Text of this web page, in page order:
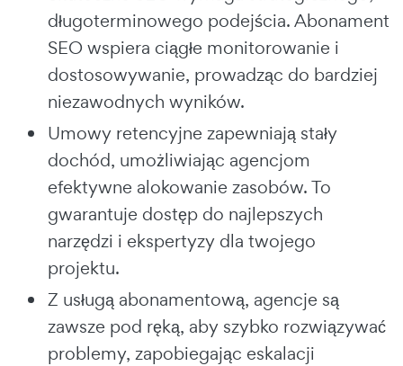
długoterminowego podejścia. Abonament
SEO wspiera ciągłe monitorowanie i
dostosowywanie, prowadząc do bardziej
niezawodnych wyników.
Umowy retencyjne zapewniają stały
dochód, umożliwiając agencjom
efektywne alokowanie zasobów. To
gwarantuje dostęp do najlepszych
narzędzi i ekspertyzy dla twojego
projektu.
Z usługą abonamentową, agencje są
zawsze pod ręką, aby szybko rozwiązywać
problemy, zapobiegając eskalacji